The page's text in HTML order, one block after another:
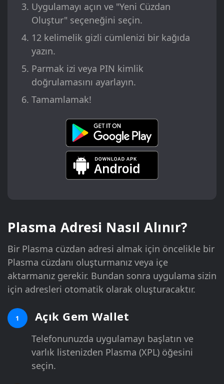
Uygulamayı açın ve "Yeni Cüzdan
Oluştur" seçeneğini seçin.
12 kelimelik gizli cümlenizi bir kağıda
yazın.
Parmak izi veya PIN kimlik
doğrulamasını ayarlayın.
Tamamlamak!
Plasma Adresi Nasıl Alınır?
Bir Plasma cüzdan adresi almak için öncelikle bir
Plasma cüzdanı oluşturmanız veya içe
aktarmanız gerekir. Bundan sonra uygulama sizin
için adresleri otomatik olarak oluşturacaktır.
1 Açık Gem Wallet
Telefonunuzda uygulamayı başlatın ve
varlık listenizden Plasma (XPL) öğesini
seçin.